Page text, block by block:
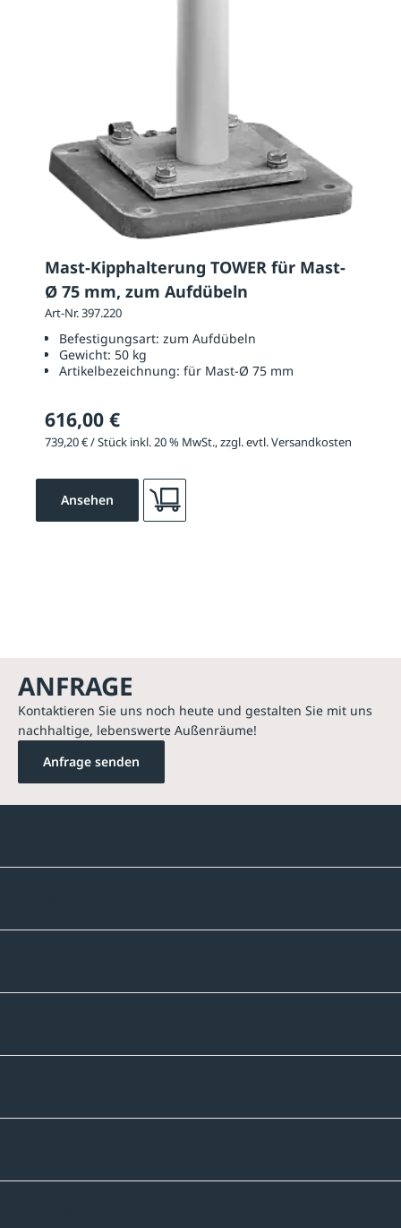
Mast-Kipphalterung TOWER für Mast-
Ø 75 mm, zum Aufdübeln
Art-Nr. 397.220
Befestigungsart: zum Aufdübeln
Gewicht: 50 kg
Artikelbezeichnung: für Mast-Ø 75 mm
616,00 €
739,20 € / Stück inkl. 20 % MwSt., zzgl. evtl. Versandkosten
Ansehen
ANFRAGE
Kontaktieren Sie uns noch heute und gestalten Sie mit uns
nachhaltige, lebenswerte Außenräume!
Anfrage senden